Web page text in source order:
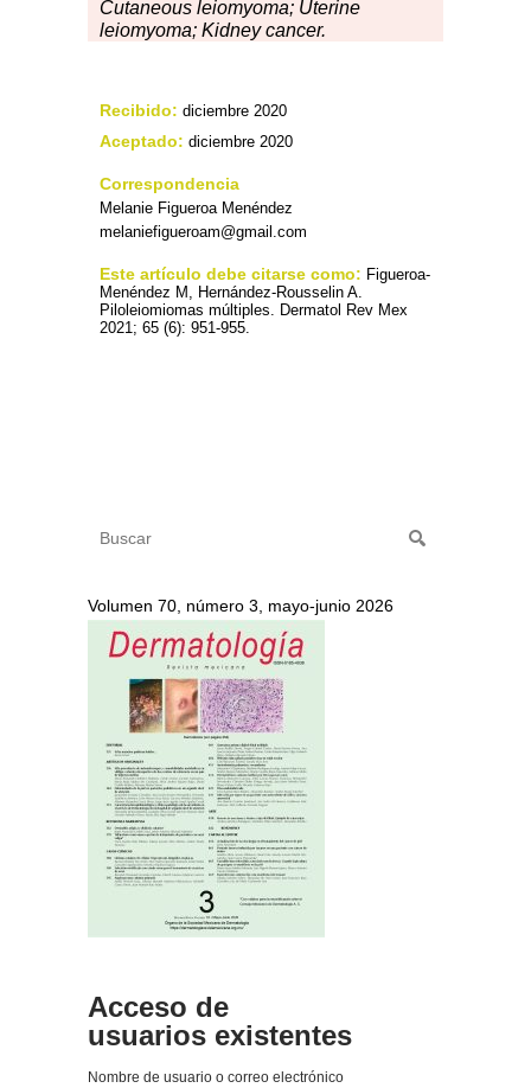
Cutaneous leiomyoma; Uterine
leiomyoma; Kidney cancer.
Recibido: diciembre 2020
Aceptado: diciembre 2020
Correspondencia
Melanie Figueroa Menéndez
melaniefigueroam@gmail.com
Este artículo debe citarse como: Figueroa-
Menéndez M, Hernández-Rousselin A.
Piloleiomiomas múltiples. Dermatol Rev Mex
2021; 65 (6): 951-955.
Volumen 70, número 3, mayo-junio 2026
Acceso de
usuarios existentes
Nombre de usuario o correo electrónico